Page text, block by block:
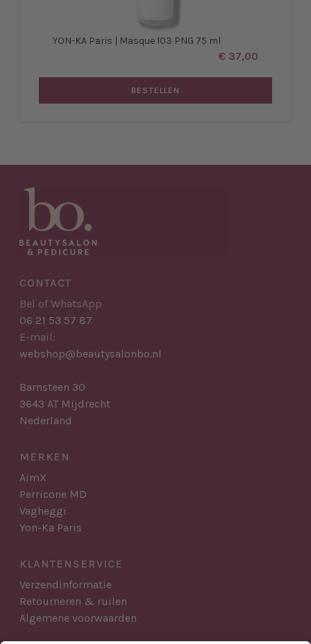
YON-KA Paris | Masque 103 PNG 75 ml
€ 37,00
BESTELLEN
CONTACT
Bel of WhatsApp
06 21 53 57 87
E-mail:
webshop@beautysalonbo.nl
Barnsteen 30
3643 AT Mijdrecht
Nederland
MERKEN
AimX
Perricone MD
Vagheggi
Yon-Ka Paris
KLANTENSERVICE
Verzendinformatie
Retourneren & ruilen
Algemene voorwaarden